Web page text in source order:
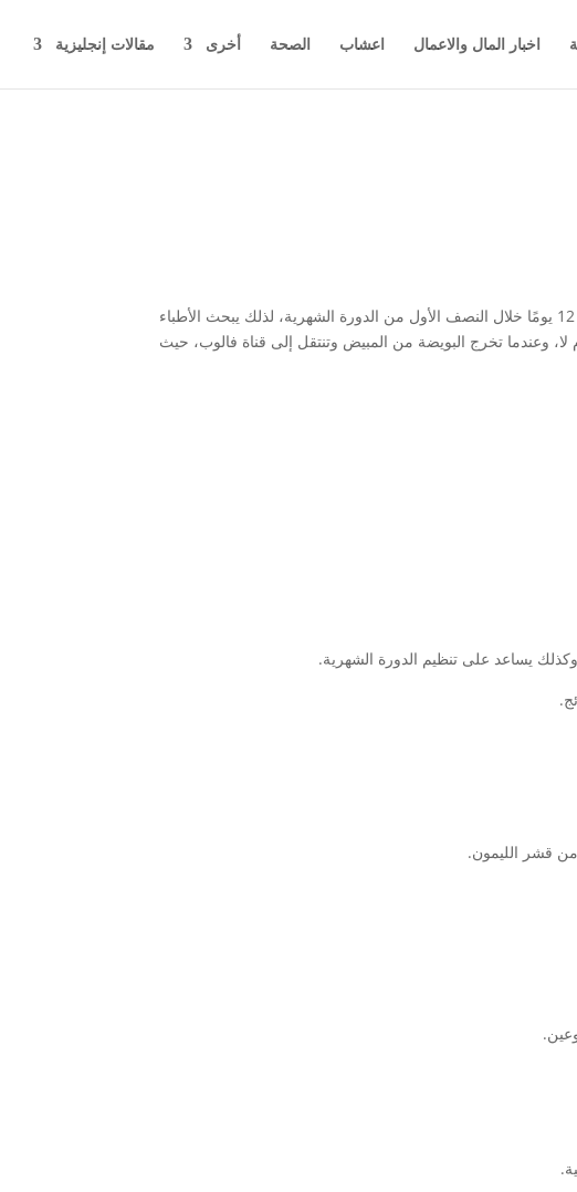
اخبار المال والاعمال اعشاب الصحة أخرى مقالات إنجليزية
المبيض هو المصدر الأساسي لإنتاج البويضات، وينتج هرمون البروجسترون عند إطلاق البويضات، تنضج البويضة لمدة 14 إلى 12 يومًا خلال النصف الأول من الدورة الشهرية، لذلك يبحث الأطباء
وعندما تخرج البويضة من المبيض وتنتقل إلى قناة فالوب، حيث
يساعد على تنظيم الدورة الشهرية.
قشر الليمون.